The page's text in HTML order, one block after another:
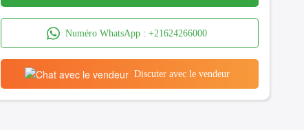
Numéro WhatsApp : +21624266000
Discuter avec le vendeur